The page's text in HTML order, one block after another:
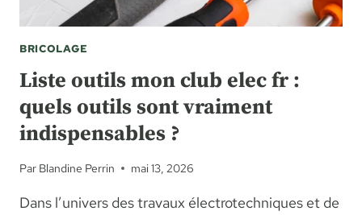
BRICOLAGE
Liste outils mon club elec fr :
quels outils sont vraiment
indispensables ?
Par Blandine Perrin mai 13, 2026
Dans l’univers des travaux électrotechniques et de